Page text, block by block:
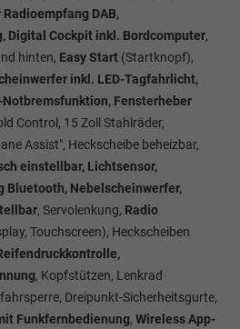
DAB,
Digital Cockpit inkl. Bordcomputer,
hinten, Easy Start (Startknopf),
inkl. LED-Tagfahrlicht,
Fensterheber
Control, 15 Zoll Stahlräder,
Assist", Heckscheibe beheizbar,
einstellbar, Lichtsensor,
Bluetooth, Nebelscheinwerfer,
, Servolenkung, Radio
Touchscreen), Heckscheiben
, Kopfstützen, Lenkrad
Dreipunkt-Sicherheitsgurte,
Funkfernbedienung, Wireless App-